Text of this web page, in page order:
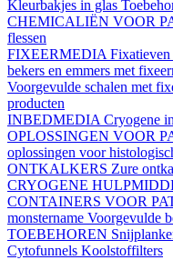
Kleurbakjes in glas
CHEMICALIËN VOOR
flessen
FIXEERMEDIA Fixatieven
bekers en emmers met
Voorgevulde schalen met
producten
INBEDMEDIA Cryogene
OPLOSSINGEN VOOR
oplossingen voor
ONTKALKERS Zure
CRYOGENE
CONTAINERS VOOR
monstername Voorgevulde
TOEBEHOREN
Cytofunnels Koolstoffilters